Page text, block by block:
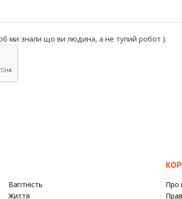
ми знали що ви людина, а не тупий робот ).
Вагітність
Життя
Про